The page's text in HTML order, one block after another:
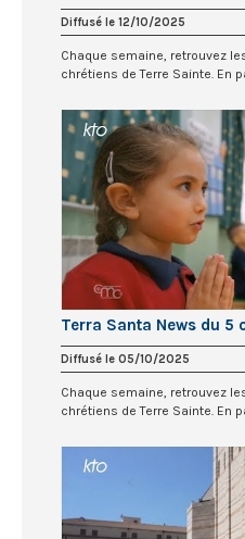
Diffusé le 12/10/2025
Chaque semaine, retrouvez
chrétiens de Terre Sainte. En
Terra Santa News du 5
Diffusé le 05/10/2025
Chaque semaine, retrouvez
chrétiens de Terre Sainte. En